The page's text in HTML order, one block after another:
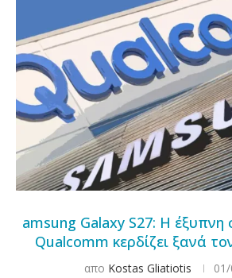
amsung Galaxy S27: Η έξυπνη
Qualcomm κερδίζει ξανά
απο Kostas Gliatiotis